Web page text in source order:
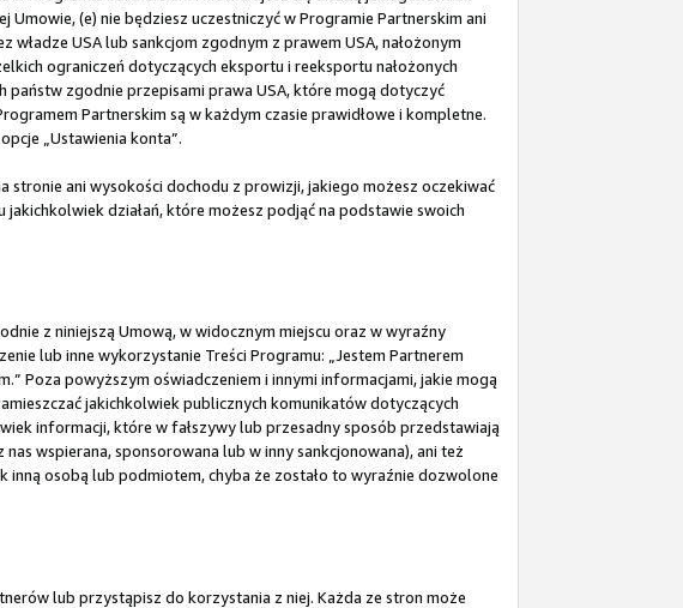
(e) nie będziesz uczestniczyć w Programie Partnerskim ani
USA lub sankcjom zgodnym z prawem USA, nałożonym
ograniczeń dotyczących eksportu i reeksportu nałożonych
państw zgodnie przepisami prawa USA, które mogą dotyczyć
Partnerskim są w każdym czasie prawidłowe i kompletne.
„Ustawienia konta”.
stronie ani wysokości dochodu z prowizji, jakiego możesz oczekiwać
działań, które możesz podjąć na podstawie swoich
z niniejszą Umową, w widocznym miejscu oraz w wyraźny
lub inne wykorzystanie Treści Programu: „Jestem Partnerem
Poza powyższym oświadczeniem i innymi informacjami, jakie mogą
jakichkolwiek publicznych komunikatów dotyczących
informacji, które w fałszywy lub przesadny sposób przedstawiają
wspierana, sponsorowana lub w inny sankcjonowana), ani też
osobą lub podmiotem, chyba że zostało to wyraźnie dozwolone
lub przystąpisz do korzystania z niej. Każda ze stron może